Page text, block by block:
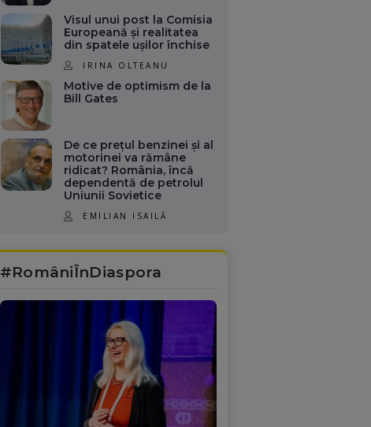
Visul unui post la Comisia
Europeană și realitatea
din spatele ușilor închise
IRINA OLTEANU
Motive de optimism de la
Bill Gates
De ce prețul benzinei și al
motorinei va rămâne
ridicat? România, încă
dependentă de petrolul
Uniunii Sovietice
EMILIAN ISAILĂ
#RomâniÎnDiaspora